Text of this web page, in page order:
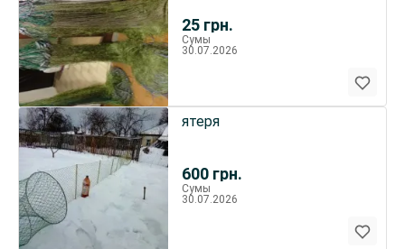
25 грн.
Сумы
30.07.2026
600 грн.
ятеря
Сумы
30.07.2026